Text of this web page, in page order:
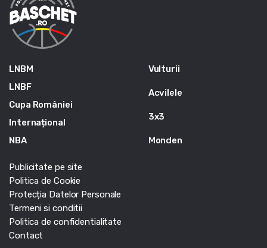
LNBM
LNBF
Cupa României
Internațional
NBA
Vulturii
Acvilele
3x3
Monden
Publicitate pe site
Politica de Cookie
Protecția Datelor Personale
Termeni si conditii
Politica de confidentialitate
Contact